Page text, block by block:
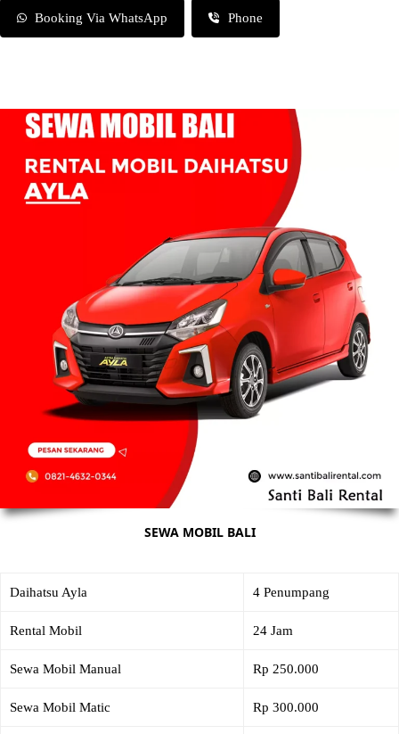
Booking Via WhatsApp Phone
SEWA MOBIL BALI
Daihatsu Ayla 4 Penumpang
Rental Mobil 24 Jam
Sewa Mobil Manual Rp 250.000
Sewa Mobil Matic Rp 300.000